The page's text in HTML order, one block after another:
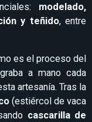
modelado,
y teñido, entre
es el proceso del
a mano cada
artesanía. Tras la
(estiércol de vaca
cascarilla de